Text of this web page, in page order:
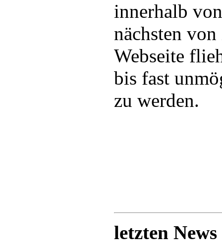
innerhalb
nächsten
Webseite
bis fast
zu werden.
letzten News